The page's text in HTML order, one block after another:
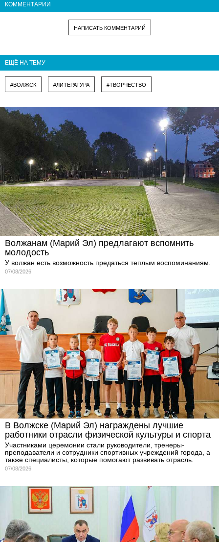
КОММЕНТАРИИ
НАПИСАТЬ КОММЕНТАРИЙ
ЕЩЁ НА ТЕМУ
#ВОЛЖСК #ЛИТЕРАТУРА #ТВОРЧЕСТВО
Волжанам (Марий Эл) предлагают вспомнить
молодость
У волжан есть возможность предаться теплым воспоминаниям.
07/08/2026
В Волжске (Марий Эл) награждены лучшие
работники отрасли физической культуры и спорта
Участниками церемонии стали руководители, тренеры-
преподаватели и сотрудники спортивных учреждений города, а
также специалисты, которые помогают развивать отрасль.
07/08/2026